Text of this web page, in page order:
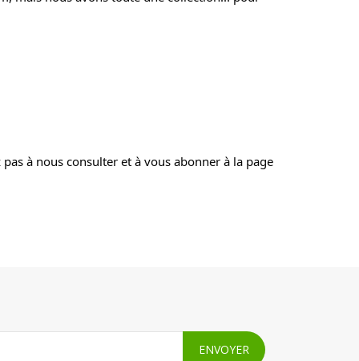
à nous consulter et à vous abonner à la page